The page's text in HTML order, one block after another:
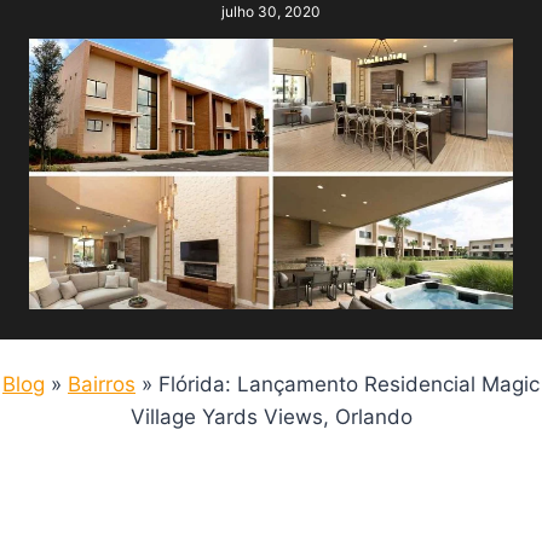
julho 30, 2020
Blog » Bairros » Flórida: Lançamento Residencial Magic
Village Yards Views, Orlando